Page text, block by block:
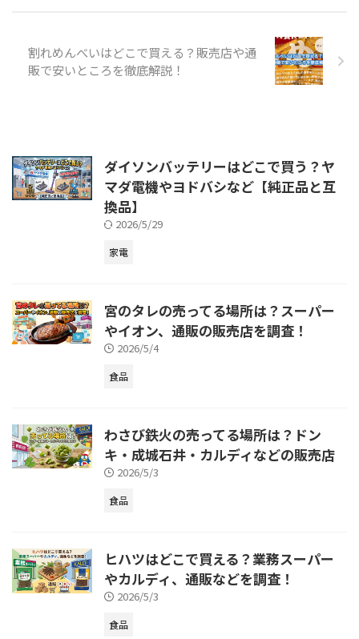
る」「吸引力はあるのに稼働時間
が短い」と感じた場合、バッテリ
ー交換のタイミングかもしれませ
でしょうか。特にダイソンはモデ
ルごとにバッテリーが異なるた
め、選び方を間違えると使えない
ケースもあります。 この記事で
は、ダイソンバッテリーの購入場
事では、火災報知機に使われてい
る電池がどこで購入できるのか、
そして交換する際に気を付けたい
音で住人に危険を知らせる装置で
す。主に天井や壁に設置され、煙
感知式と熱感知式の２種類があり
割れめんべいはどこで買える？販売店や通
販で安いところを徹底解説！
ダイソンバッテリーはどこで買う？ヤ
マダ電機やヨドバシなど【純正品と互
換品】
2026/5/29
家電
宮のタレの売ってる場所は？スーパー
やイオン、通販の販売店を調査！
2026/5/4
食品
わさび鉄火の売ってる場所は？ドン
キ・成城石井・カルディなどの販売店
2026/5/3
食品
ヒハツはどこで買える？業務スーパー
やカルディ、通販などを調査！
2026/5/3
食品